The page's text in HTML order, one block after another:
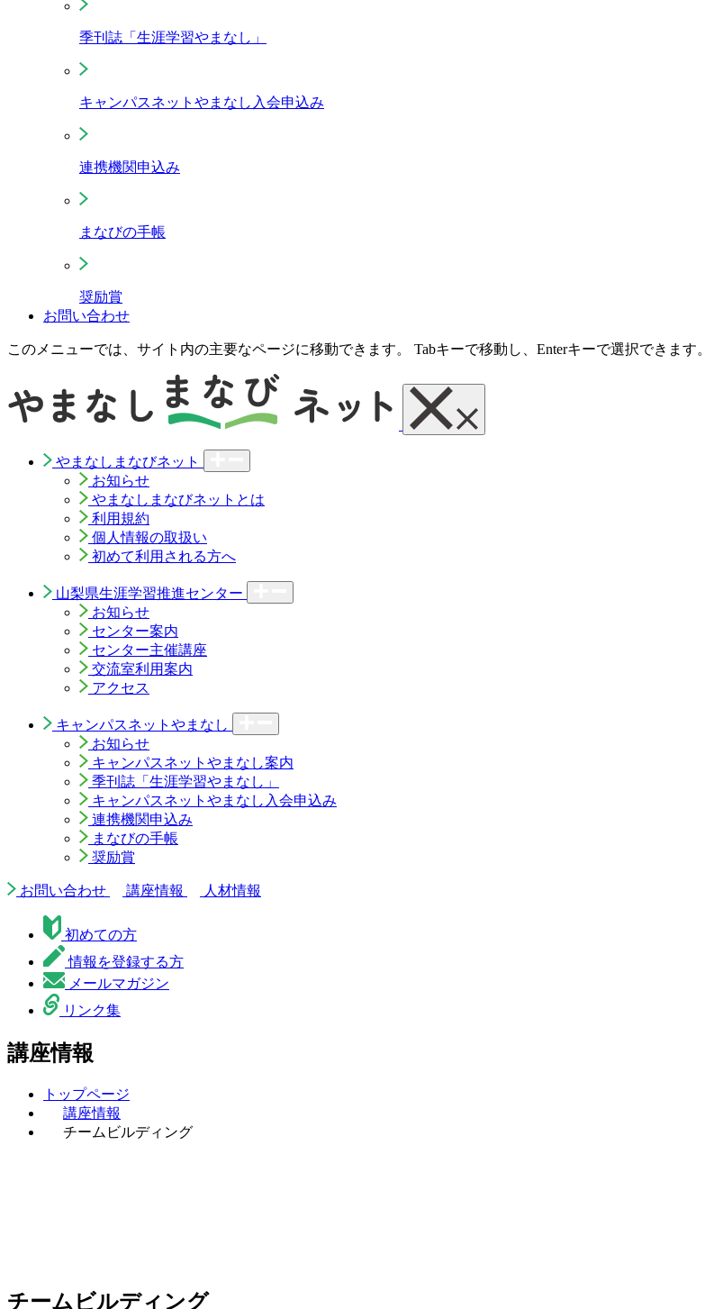
季刊誌「生涯学習やまなし」
キャンパスネットやまなし入会申込み
連携機関申込み
まなびの手帳
奨励賞
お問い合わせ
このメニューでは、サイト内の主要なページに移動できます。 Tabキーで移動し、Enterキーで選択できます。
やまなしまなびネット
お知らせ
やまなしまなびネットとは
利用規約
個人情報の取扱い
初めて利用される方へ
山梨県生涯学習推進センター
お知らせ
センター案内
センター主催講座
交流室利用案内
アクセス
キャンパスネットやまなし
お知らせ
キャンパスネットやまなし案内
季刊誌「生涯学習やまなし」
キャンパスネットやまなし入会申込み
連携機関申込み
まなびの手帳
奨励賞
お問い合わせ 講座情報 人材情報
初めての方
情報を登録する方
メールマガジン
リンク集
講座情報
トップページ
講座情報
チームビルディング
チームビルディング